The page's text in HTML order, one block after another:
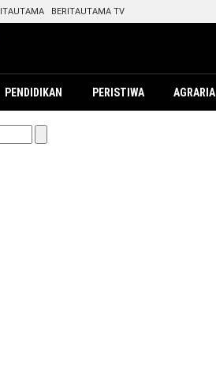
BERITAUTAMA TV
PENDIDIKAN PERISTIWA AGRARIA